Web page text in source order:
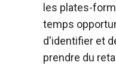
les plates-
temps
d'identifier et
prendre du